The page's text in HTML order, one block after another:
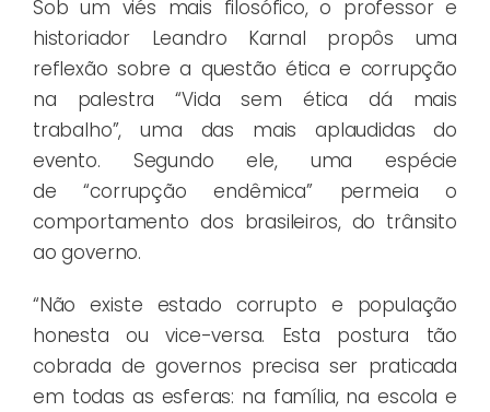
Sob um viés mais filosófico, o professor e
historiador Leandro Karnal propôs uma
reflexão sobre a questão ética e corrupção
na palestra “Vida sem ética dá mais
trabalho”, uma das mais aplaudidas do
evento. Segundo ele, uma espécie
de “corrupção endêmica” permeia o
comportamento dos brasileiros, do trânsito
ao governo.
“Não existe estado corrupto e população
honesta ou vice-versa. Esta postura tão
cobrada de governos precisa ser praticada
em todas as esferas: na família, na escola e